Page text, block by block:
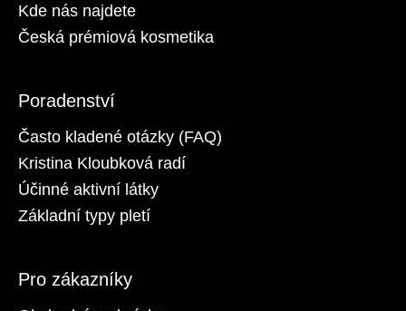
Kde nás najdete
Česká prémiová kosmetika
Poradenství
Často kladené otázky (FAQ)
Kristina Kloubková radí
Účinné aktivní látky
Základní typy pletí
Pro zákazníky